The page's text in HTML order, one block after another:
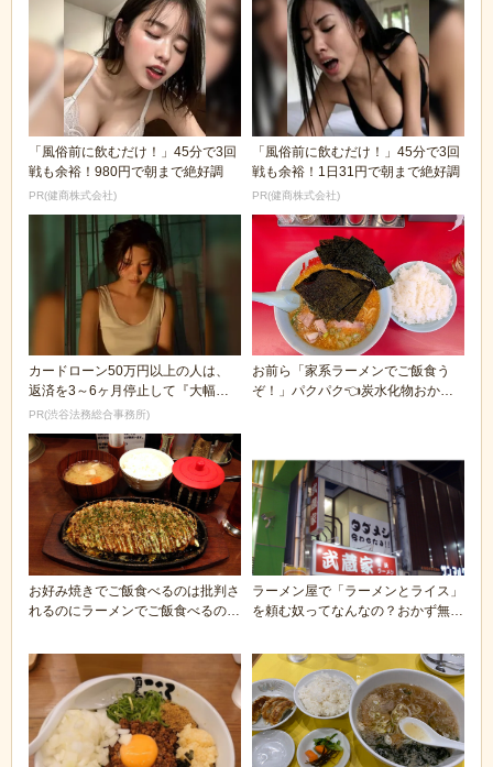
「風俗前に飲むだけ！」45分で3回
戦も余裕！980円で朝まで絶好調
PR(健商株式会社)
「風俗前に飲むだけ！」45分で3回
戦も余裕！1日31円で朝まで絶好調
PR(健商株式会社)
カードローン50万円以上の人は、
返済を3～6ヶ月停止して『大幅に
減額してから返済...
PR(渋谷法務総合事務所)
お前ら「家系ラーメンでご飯食う
ぞ！」パクパク👈炭水化物おかず
お好み焼きでご飯食べるのは批判さ
れるのにラーメンでご飯食べるのは
ラーメン屋で「ラーメンとライス」
を頼む奴ってなんなの？おかず無い